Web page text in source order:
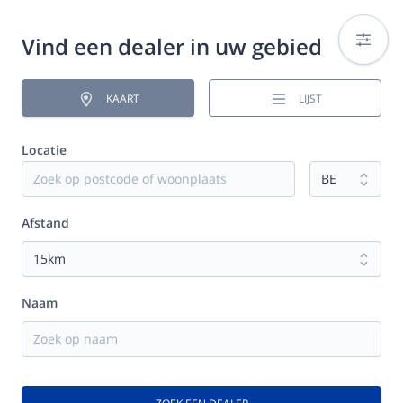
Vind een dealer in uw gebied
KAART LIJST
Locatie
Afstand
Naam